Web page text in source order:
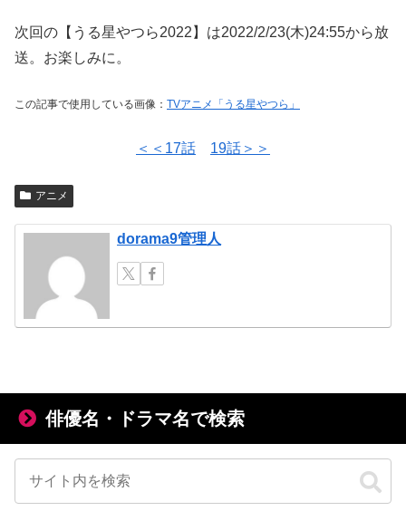
次回の【うる星やつら2022】は2022/2/23(木)24:55から放
送。お楽しみに。
この記事で使用している画像： TVアニメ「うる星やつら」
＜＜17話 19話＞＞
アニメ
dorama9管理人
俳優名・ドラマ名で検索